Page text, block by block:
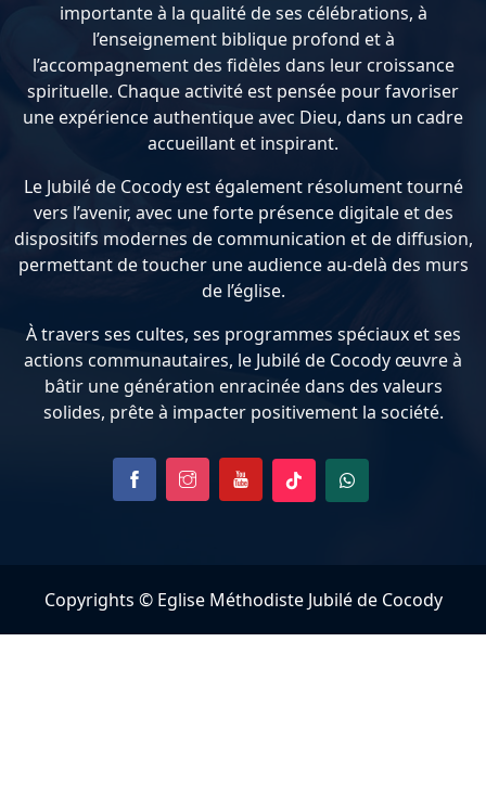
importante à la qualité de ses célébrations, à
l’enseignement biblique profond et à
l’accompagnement des fidèles dans leur croissance
spirituelle. Chaque activité est pensée pour favoriser
une expérience authentique avec Dieu, dans un cadre
accueillant et inspirant.
Le Jubilé de Cocody est également résolument tourné
vers l’avenir, avec une forte présence digitale et des
dispositifs modernes de communication et de diffusion,
permettant de toucher une audience au-delà des murs
de l’église.
À travers ses cultes, ses programmes spéciaux et ses
actions communautaires, le Jubilé de Cocody œuvre à
bâtir une génération enracinée dans des valeurs
solides, prête à impacter positivement la société.
Copyrights © Eglise Méthodiste Jubilé de Cocody